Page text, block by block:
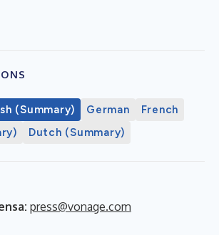
(Summary) German
French
Dutch (Summary)
press@vonage.com